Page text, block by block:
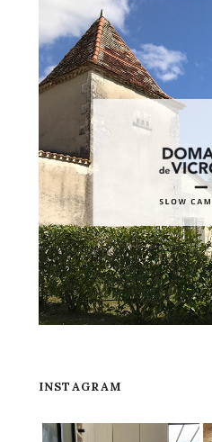
INSTAGRAM